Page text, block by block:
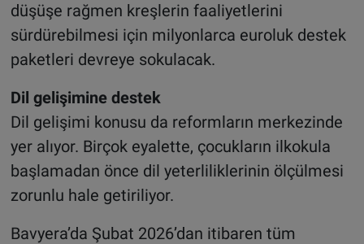
düşüşe rağmen kreşlerin faaliyetlerini
sürdürebilmesi için milyonlarca euroluk destek
paketleri devreye sokulacak.
Dil gelişimine destek
Dil gelişimi konusu da reformların merkezinde
yer alıyor. Birçok eyalette, çocukların ilkokula
başlamadan önce dil yeterliliklerinin ölçülmesi
zorunlu hale getiriliyor.
Bavyera’da Şubat 2026’dan itibaren tüm